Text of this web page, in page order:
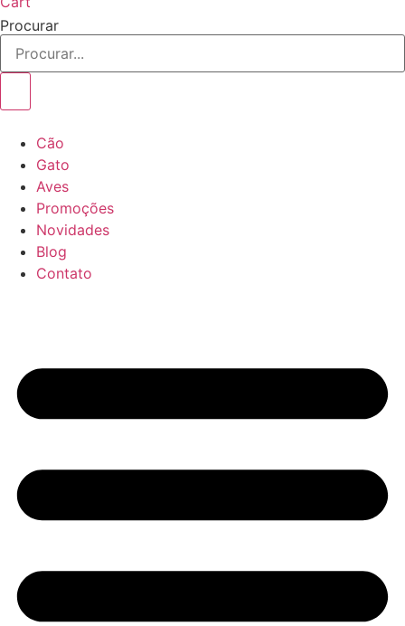
Procurar
Cão
Gato
Aves
Promoções
Novidades
Blog
Contato